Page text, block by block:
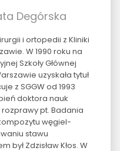
Degórska
i ortopedii z Kliniki
W 1990 roku na
Szkoły Głównej
uzyskała tytuł
z SGGW od 1993
doktora nauk
pt. Badania
węgiel-
stawu
Zdzisław Kłos. W